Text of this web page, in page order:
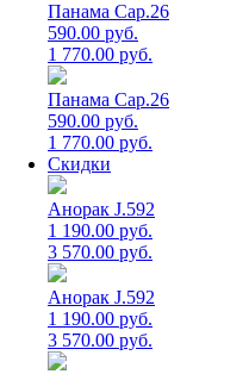
Панама Cap.26
590.00 руб.
1 770.00 руб.
Панама Cap.26
590.00 руб.
1 770.00 руб.
Скидки
Анорак J.592
1 190.00 руб.
3 570.00 руб.
Анорак J.592
1 190.00 руб.
3 570.00 руб.